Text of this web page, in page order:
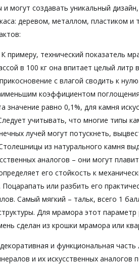
могут создавать уникальный
деревом, металлом, пластиком
примеру, технический показатель
в 100 кг она впитает целый
с влагой сводить к
коэффициентом
значение равно 0,1%, для камня
учитывать, что многие типы
лучей могут потускнеть,
из натурального камня
аналогов – они могут
его стойкость к
или разбить его
Самый мягкий – тальк, всего 1
Для мрамора этот
сделан из крошки мрамора или
и функциональная
и их искусственных